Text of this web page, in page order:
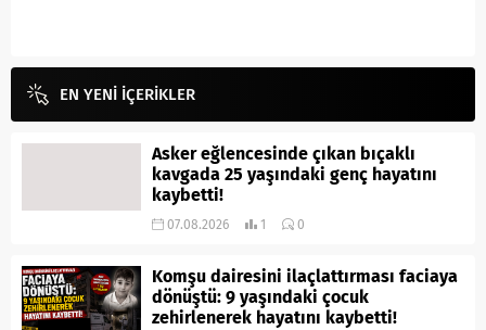
EN YENİ İÇERİKLER
Asker eğlencesinde çıkan bıçaklı
kavgada 25 yaşındaki genç hayatını
kaybetti!
07.08.2026 1 0
Komşu dairesini ilaçlattırması faciaya
dönüştü: 9 yaşındaki çocuk
zehirlenerek hayatını kaybetti!